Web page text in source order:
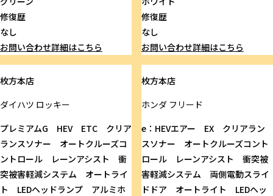
修復歴
なし
お問い合わせ詳細はこちら
修復歴
なし
お問い合わせ詳細はこちら
枚方本店
ダイハツ ロッキー
プレミアムG HEV ETC クリア
ランスソナー オートクルーズコ
ントロール レーンアシスト 衝
突被害軽減システム オートライ
ト LEDヘッドランプ アルミホ
枚方本店
ホンダフリード
e：HEVエアー EX クリアラン
スソナー オートクルーズコント
ロール レーンアシスト 衝突被
害軽減システム 両側電動スライ
ドドア オートライト LEDヘッ